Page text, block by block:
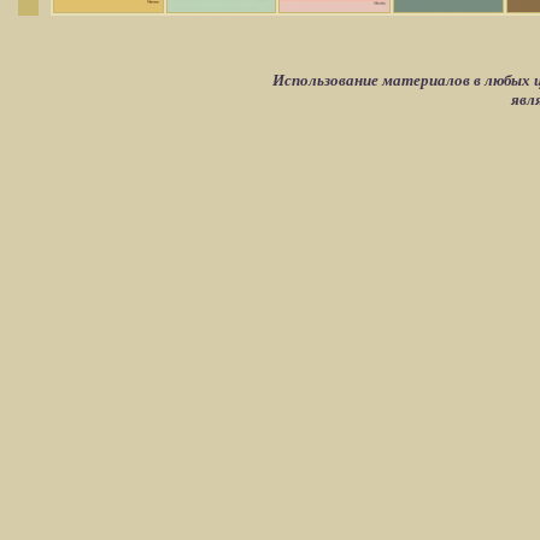
Использование материалов в любых